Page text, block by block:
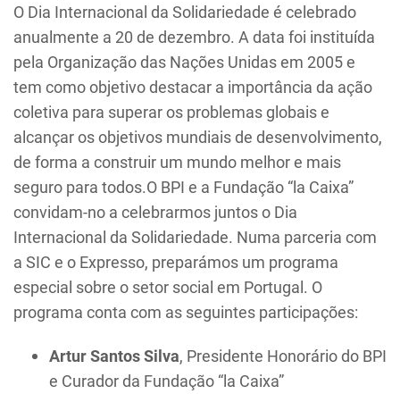
O Dia Internacional da Solidariedade é celebrado
anualmente a 20 de dezembro. A data foi instituída
pela Organização das Nações Unidas em 2005 e
tem como objetivo destacar a importância da ação
coletiva para superar os problemas globais e
alcançar os objetivos mundiais de desenvolvimento,
de forma a construir um mundo melhor e mais
seguro para todos.O BPI e a Fundação “la Caixa”
convidam-no a celebrarmos juntos o Dia
Internacional da Solidariedade. Numa parceria com
a SIC e o Expresso, preparámos um programa
especial sobre o setor social em Portugal. O
programa conta com as seguintes participações:
Artur Santos Silva, Presidente Honorário do BPI
e Curador da Fundação “la Caixa”